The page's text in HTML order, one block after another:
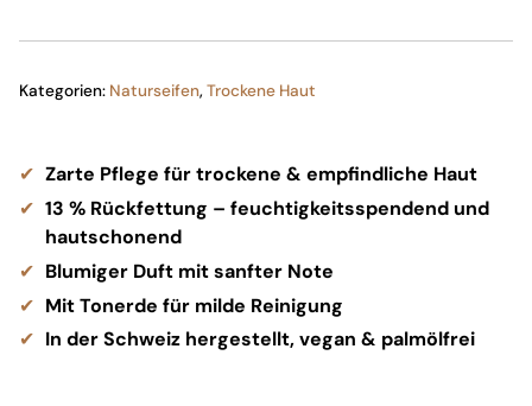
Kategorien: Naturseifen, Trockene Haut
Zarte Pflege für trockene & empfindliche Haut
13 % Rückfettung – feuchtigkeitsspendend und
hautschonend
Blumiger Duft mit sanfter Note
Mit Tonerde für milde Reinigung
In der Schweiz hergestellt, vegan & palmölfrei